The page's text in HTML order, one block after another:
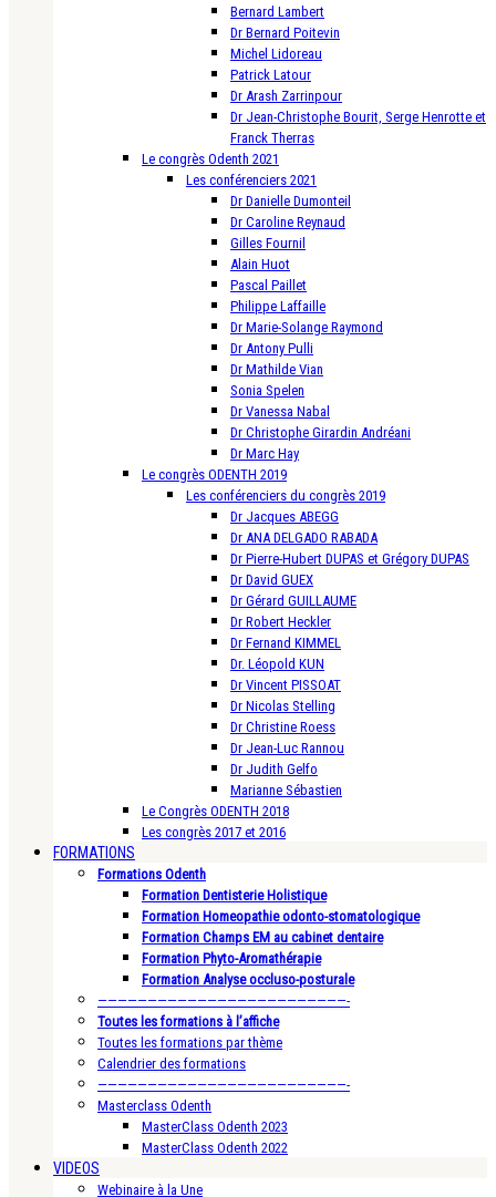
Bernard Lambert
Dr Bernard Poitevin
Michel Lidoreau
Patrick Latour
Dr Arash Zarrinpour
Dr Jean-Christophe Bourit, Serge Henrotte et
Franck Therras
Le congrès Odenth 2021
Les conférenciers 2021
Dr Danielle Dumonteil
Dr Caroline Reynaud
Gilles Fournil
Alain Huot
Pascal Paillet
Philippe Laffaille
Dr Marie-Solange Raymond
Dr Antony Pulli
Dr Mathilde Vian
Sonia Spelen
Dr Vanessa Nabal
Dr Christophe Girardin Andréani
Dr Marc Hay
Le congrès ODENTH 2019
Les conférenciers du congrès 2019
Dr Jacques ABEGG
Dr ANA DELGADO RABADA
Dr Pierre-Hubert DUPAS et Grégory DUPAS
Dr David GUEX
Dr Gérard GUILLAUME
Dr Robert Heckler
Dr Fernand KIMMEL
Dr. Léopold KUN
Dr Vincent PISSOAT
Dr Nicolas Stelling
Dr Christine Roess
Dr Jean-Luc Rannou
Dr Judith Gelfo
Marianne Sébastien
Le Congrès ODENTH 2018
Les congrès 2017 et 2016
FORMATIONS
Formations Odenth
Formation Dentisterie Holistique
Formation Homeopathie odonto-stomatologique
Formation Champs EM au cabinet dentaire
Formation Phyto-Aromathérapie
Formation Analyse occluso-posturale
—————————————————————————-
Toutes les formations à l’affiche
Toutes les formations par thème
Calendrier des formations
—————————————————————————-
Masterclass Odenth
MasterClass Odenth 2023
MasterClass Odenth 2022
VIDEOS
Webinaire à la Une